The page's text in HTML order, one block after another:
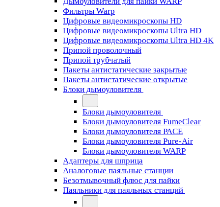
Фильтры Warp
Цифровые видеомикроскопы HD
Цифровые видеомикроскопы Ultra HD
Цифровые видеомикроскопы Ultra HD 4K
Припой проволочный
Припой трубчатый
Пакеты антистатические закрытые
Пакеты антистатические открытые
Блоки дымоуловителя
Блоки дымоуловителя
Блоки дымоуловителя FumeClear
Блоки дымоуловителя PACE
Блоки дымоуловителя Pure-Air
Блоки дымоуловителя WARP
Адаптеры для шприца
Аналоговые паяльные станции
Безотмывочный флюс для пайки
Паяльники для паяльных станций